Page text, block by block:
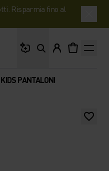
Risparmia fino al
PANTALONI